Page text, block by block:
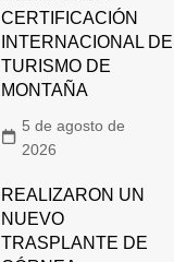
CERTIFICACIÓN
INTERNACIONAL DE
TURISMO DE
MONTAÑA
5 de agosto de
2026
REALIZARON UN
NUEVO
TRASPLANTE DE